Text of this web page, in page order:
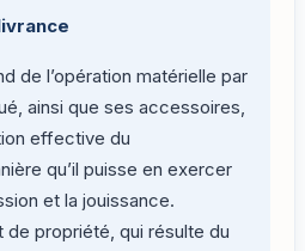
de l’opération matérielle par
ainsi que ses accessoires,
effective du
qu’il puisse en exercer
et la jouissance.
de propriété, qui résulte du